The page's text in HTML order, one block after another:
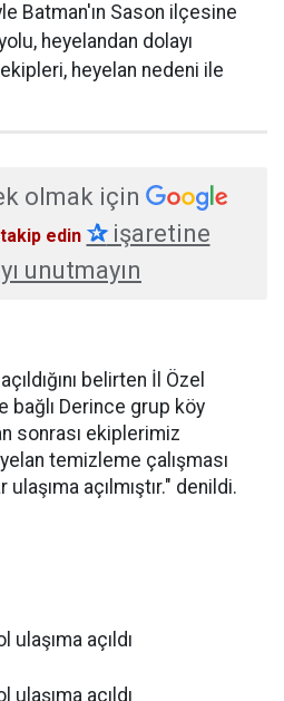
Batman'ın Sason ilçesine
heyelandan dolayı
heyelan nedeni ile
olmak için
edin ✰işaretine
unutmayın
belirten İl Özel
bağlı Derince grup köy
sonrası ekiplerimiz
temizleme çalışması
açılmıştır." denildi.